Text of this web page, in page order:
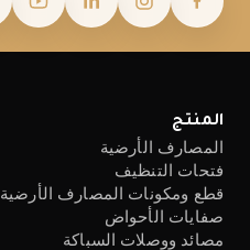
المنتج
المصارف الأرضية
فتحات التنظيف
قطع ومكونات المصارف الأرضية
صفايات الأحواض
مصائد ووصلات السباكة